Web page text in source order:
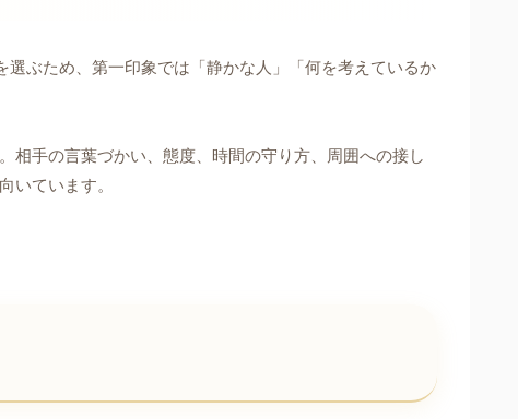
ぶため、第一印象では「静かな人」「何を考えているか
相手の言葉づかい、態度、時間の守り方、周囲への接し
いています。